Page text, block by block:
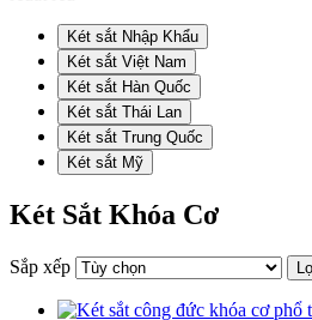
Két sắt Nhập Khẩu
Két sắt Việt Nam
Két sắt Hàn Quốc
Két sắt Thái Lan
Két sắt Trung Quốc
Két sắt Mỹ
Két Sắt Khóa Cơ
Sắp xếp